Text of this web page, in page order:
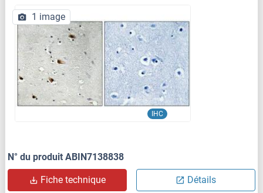
IHC
1 image
N° du produit ABIN7138838
Fiche technique Détails